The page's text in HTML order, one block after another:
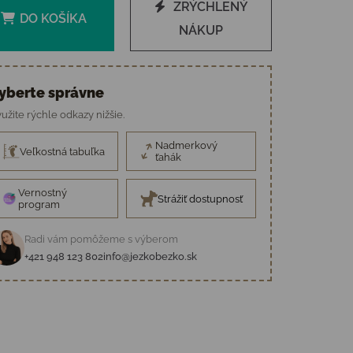
DO KOŠÍKA
ZRÝCHLENÝ
NÁKUP
správne
rýchle odkazy nižšie.
Veľkostná tabuľka
Nadmerkový
ťahák
Vernostný
program
Strážiť dostupnosť
Radi vám pomôžeme s výberom
+421 948 123 802info@jezkobezko.sk